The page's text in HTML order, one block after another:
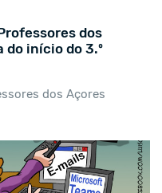
dos
início do 3.º
dos Açores